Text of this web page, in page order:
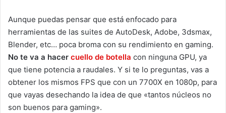
Aunque puedas pensar que está enfocado para
herramientas de las suites de AutoDesk, Adobe, 3dsmax,
Blender, etc… poca broma con su rendimiento en gaming.
No te va a hacer cuello de botella con ninguna GPU, ya
que tiene potencia a raudales. Y si te lo preguntas, vas a
obtener los mismos FPS que con un 7700X en 1080p, para
que vayas desechando la idea de que «tantos núcleos no
son buenos para gaming».